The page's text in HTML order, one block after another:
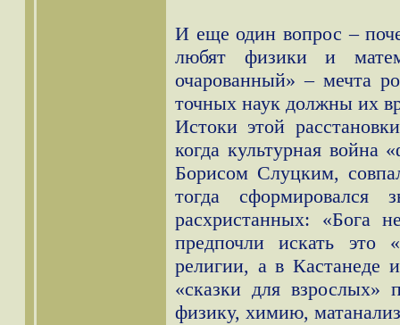
И еще один вопрос –
любят физики и
очарованный» – мечта
точных наук должны их
Истоки этой
когда культурная война
Борисом Слуцким,
тогда сформировался
расхристанных: «Бога
предпочли искать
религии, а в Кастанеде
«сказки для
физику, химию,